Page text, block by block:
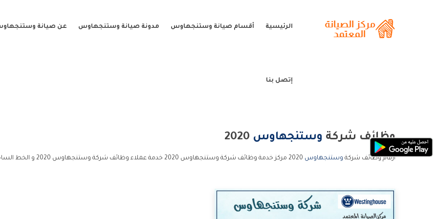
الرئيسية أقسام صيانة وستنجهاوس مدونة صيانة وستنجهاوس عن صيانة
إتصل بنا
وظائف شركة وستنجهاوس
ارقام وظائف شركة وستنجهاوس